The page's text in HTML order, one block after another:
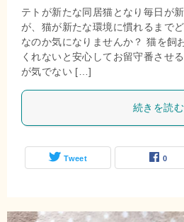
テトが新たな同居猫となり毎日が
が、猫が新たな環境に慣れるまで
なのか気になりませんか？ 猫を飼
くれないと安心してお留守番させ
が気でない […]
続きを読む
Tweet 0